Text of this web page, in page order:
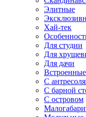
Элитные
Хай-тек
Для студии
Для
Для дачи
Встроенные
С
С барной
С островом